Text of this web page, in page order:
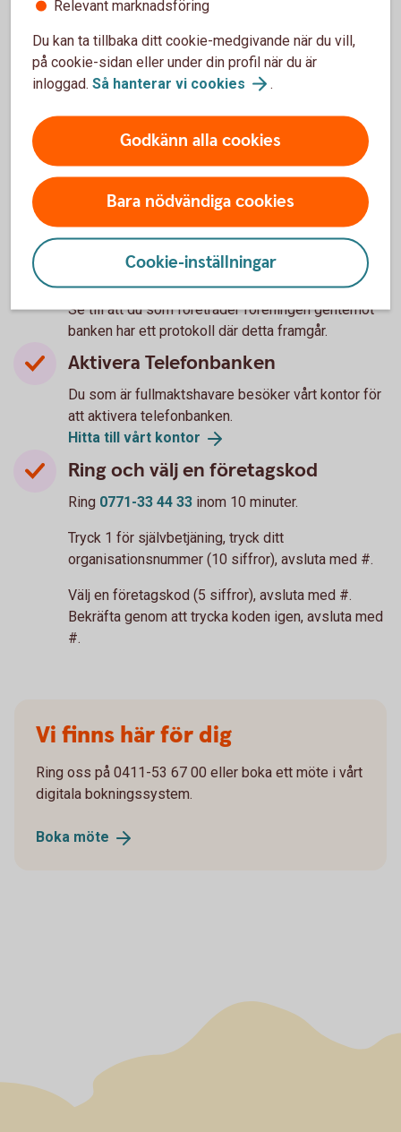
Swish företag: 10 000 st fria Swish/år, därefter
Företagspaket för föreningar - det här ingår
Ring oss - Så gör du för att få
personlig service
Ha ett uppdaterat protokoll
Se till att du som företräder föreningen gentemot
banken har ett protokoll där detta framgår.
Aktivera Telefonbanken
Du som är fullmaktshavare besöker vårt kontor för
att aktivera telefonbanken.
Hitta till vårt kontor
Ring och välj en företagskod
Ring 0771-33 44 33 inom 10 minuter.
Tryck 1 för självbetjäning, tryck ditt
organisationsnummer (10 siffror), avsluta med #.
Välj en företagskod (5 siffror), avsluta med #.
Bekräfta genom att trycka koden igen, avsluta med
#.
Vi finns här för dig
Ring oss på 0411-53 67 00 eller boka ett möte i vårt
digitala bokningssystem.
Boka möte
Relevant marknadsföring
Du kan ta tillbaka ditt cookie-medgivande när du vill,
på cookie-sidan eller under din profil när du är
inloggad. Så hanterar vi cookies .
Godkänn alla cookies
Bara nödvändiga cookies
Cookie-inställningar